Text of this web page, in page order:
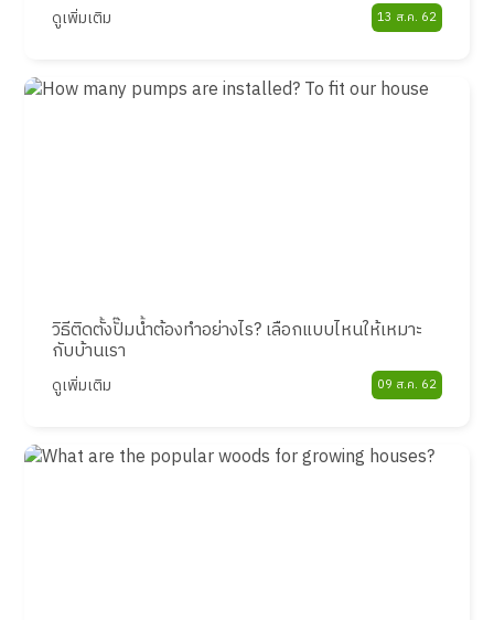
ดูเพิ่มเติม 13 ส.ค. 62
วิธีติดตั้งปั๊มน้ำต้องทำอย่างไร? เลือกแบบไหนให้เหมาะ
กับบ้านเรา
ดูเพิ่มเติม 09 ส.ค. 62